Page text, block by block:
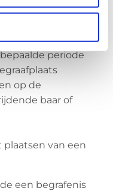
van het graf
periode
op de
baar of
van een
een begrafenis